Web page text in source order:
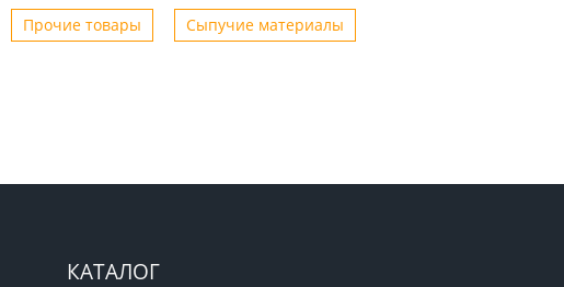
Прочие товары Сыпучие материалы
КАТАЛОГ